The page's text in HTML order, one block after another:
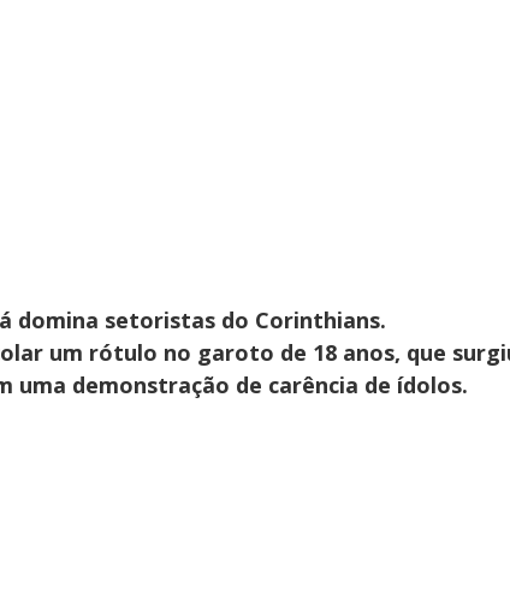
domina setoristas do Corinthians.
um rótulo no garoto de 18 anos, que
uma demonstração de carência de ídolos.